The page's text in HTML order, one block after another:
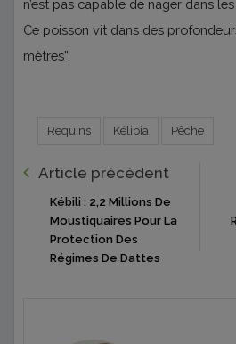
n’est pas capable de nager dans
Ce poisson vit dans des
mètres”.
Requins Kélibia Pêche
Article précédent
Kébili : 2,2 Millions De
Moustiquaires Pour La
Protection Des
Régimes De Dattes